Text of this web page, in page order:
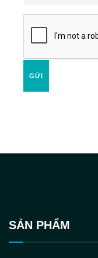
GỬI
SẢN PHẨM